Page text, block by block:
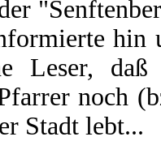
hin
Leser,
noch
Stadt lebt...